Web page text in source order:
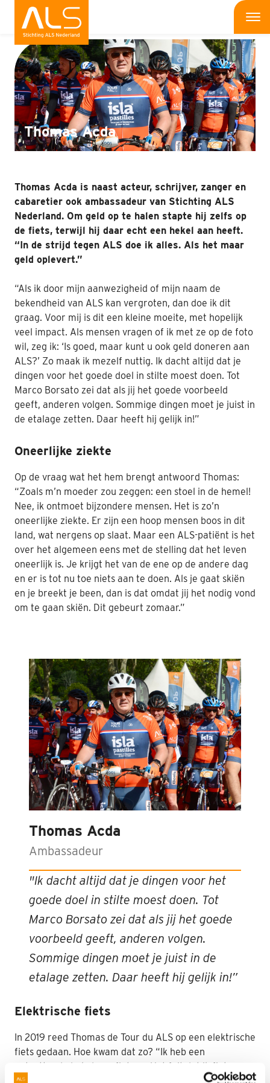
Wat is ALS
Wat kun jij doen
Bedrijven
Onderzoek
Wat doen wij
Patiënten
Nieuws
Interviews
Nabestaanden
Webshop
Contact
Interviews
Thomas Acda
Thomas Acda is naast acteur, schrijver, zanger en
cabaretier ook ambassadeur van Stichting ALS
Nederland. Om geld op te halen stapte hij zelfs op
de fiets, terwijl hij daar echt een hekel aan heeft.
“In de strijd tegen ALS doe ik alles. Als het maar
geld oplevert.”
“Als ik door mijn aanwezigheid of mijn naam de
bekendheid van ALS kan vergroten, dan doe ik dit
graag. Voor mij is dit een kleine moeite, met hopelijk
veel impact. Als mensen vragen of ik met ze op de foto
wil, zeg ik: ‘Is goed, maar kunt u ook geld doneren aan
ALS?’ Zo maak ik mezelf nuttig. Ik dacht altijd dat je
dingen voor het goede doel in stilte moest doen. Tot
Marco Borsato zei dat als jij het goede voorbeeld
geeft, anderen volgen. Sommige dingen moet je juist in
de etalage zetten. Daar heeft hij gelijk in!”
Oneerlijke ziekte
Op de vraag wat het hem brengt antwoord Thomas:
“Zoals m’n moeder zou zeggen: een stoel in de hemel!
Nee, ik ontmoet bijzondere mensen. Het is zo’n
oneerlijke ziekte. Er zijn een hoop mensen boos in dit
land, wat nergens op slaat. Maar een ALS-patiënt is het
over het algemeen eens met de stelling dat het leven
oneerlijk is. Je krijgt het van de ene op de andere dag
en er is tot nu toe niets aan te doen. Als je gaat skiën
en je breekt je been, dan is dat omdat jij het nodig vond
om te gaan skiën. Dit gebeurt zomaar.”
Thomas Acda
Ambassadeur
"Ik dacht altijd dat je dingen voor het
goede doel in stilte moest doen. Tot
Marco Borsato zei dat als jij het goede
voorbeeld geeft, anderen volgen.
Sommige dingen moet je juist in de
etalage zetten. Daar heeft hij gelijk in!”
Elektrische fiets
In 2019 reed Thomas de Tour du ALS op een elektrische
fiets gedaan. Hoe kwam dat zo? “Ik heb een
ontzettende hekel aan fietsen. Het feit dat ik fiets voor